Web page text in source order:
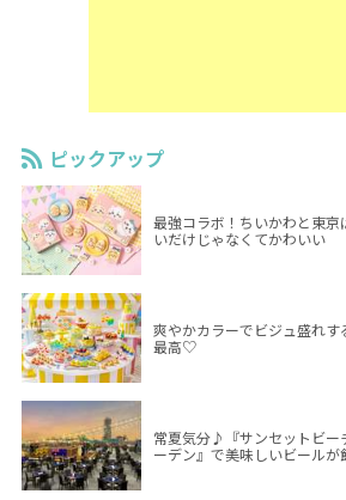
ピックアップ
最強コラボ！ちいかわと東
いだけじゃなくてかわいい
爽やかカラーでビジュ盛れ
最高♡
常夏気分♪『サンセットビー
ーデン』で美味しいビールが